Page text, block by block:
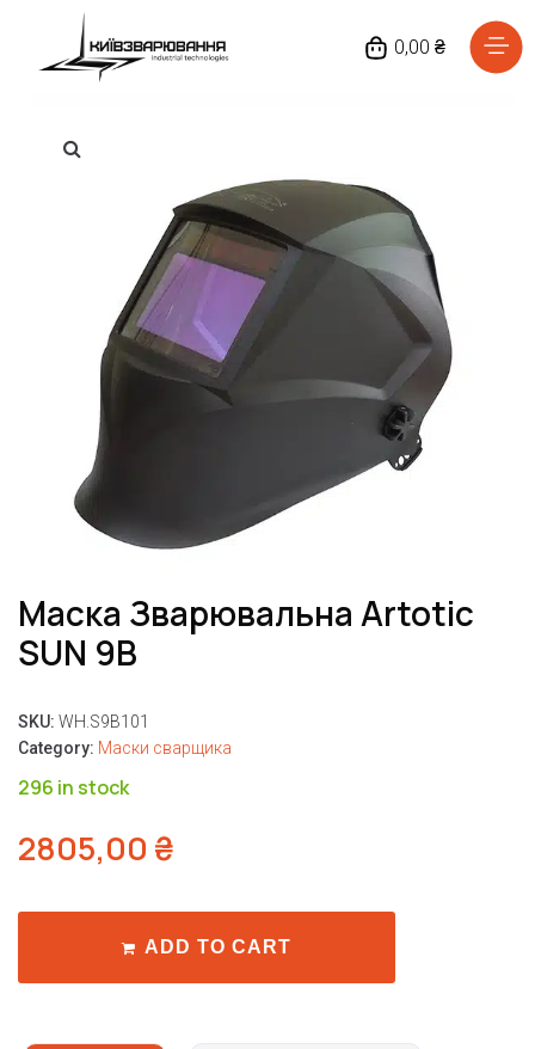
0,00 ₴
Маска Зварювальна Artotic
SUN 9B
SKU: WH.S9B101
Category: Маски сварщика
296 in stock
2805,00 ₴
ADD TO CART
Головна
Каталог товарів
Про нас
Доставка та оплата
Повернення та обмін
Блог
Контакти